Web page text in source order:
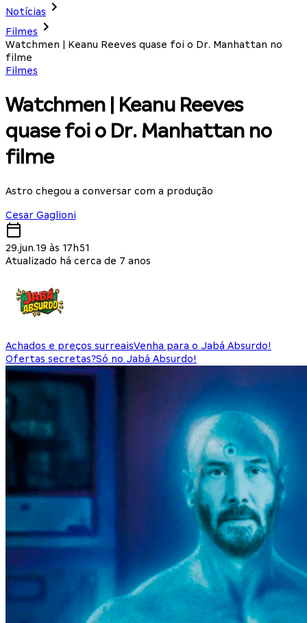
Notícias
Filmes
Watchmen | Keanu Reeves quase foi o Dr. Manhattan no
filme
Filmes
Watchmen | Keanu Reeves
quase foi o Dr. Manhattan no
filme
Astro chegou a conversar com a produção
Cesar Gaglioni
29.jun.19 às 17h51
Atualizado há cerca de 7 anos
Achados e preços surreaisVenha para o Jabá Absurdo!
Ofertas secretas?Só no Jabá Absurdo!